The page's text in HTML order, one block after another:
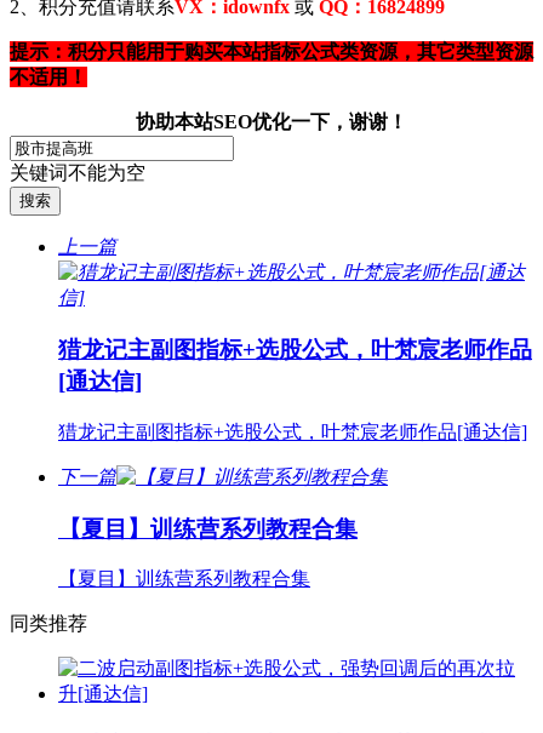
2、积分充值请联系VX：idownfx 或 QQ：16824899
提示：积分只能用于购买本站指标公式类资源，其它类型资源
不适用！
协助本站SEO优化一下，谢谢！
关键词不能为空
上一篇
猎龙记主副图指标+选股公式，叶梵宸老师作品
[通达信]
猎龙记主副图指标+选股公式，叶梵宸老师作品[通达信]
下一篇
【夏目】训练营系列教程合集
【夏目】训练营系列教程合集
同类推荐